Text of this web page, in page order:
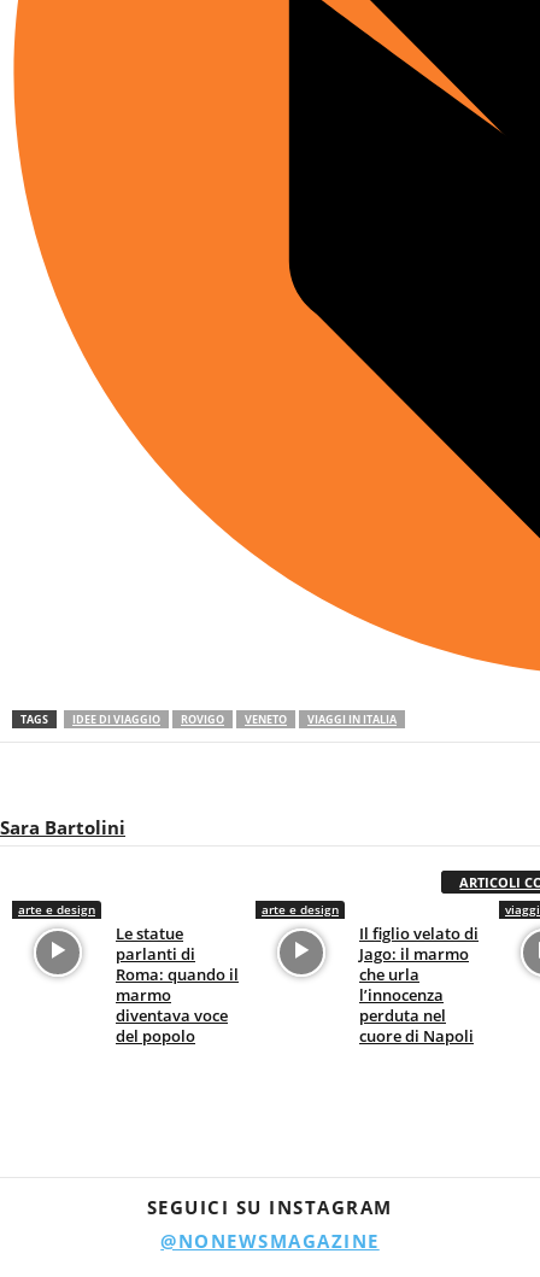
TAGS IDEE DI VIAGGIO ROVIGO VENETO VIAGGI IN ITALIA
Sara Bartolini
ARTICOLI
arte e design
Le statue
parlanti di
Roma: quando il
marmo
diventava voce
del popolo
arte e design
Il figlio velato di
Jago: il marmo
che urla
l’innocenza
perduta nel
cuore di Napoli
viaggi
SEGUICI SU INSTAGRAM
@NONEWSMAGAZINE